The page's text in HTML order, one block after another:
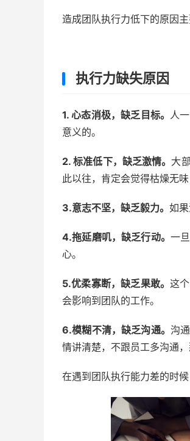
造成团队执行力低下的原因主
执行力缺失原因
1. 心态消极，缺乏目标。 人
意义的。
2. 标准低下，缺乏激情。 大
此以往，肯定会觉得枯燥无味
3.意志不坚，缺乏毅力。 如
4.拖延磨叽，缺乏行动。 一
心。
5.优柔寡断，缺乏果敢。这
会影响到团队的工作。
6.模糊不清，缺乏沟通。 沟
情讲清楚，不跟员工多沟通
在遇到团队执行能力差的时